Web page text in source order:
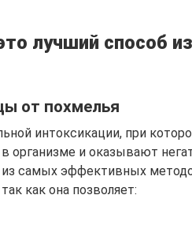
лучший способ
от похмелья
интоксикации, при
организме и оказывают
самых эффективных
как она позволяет: